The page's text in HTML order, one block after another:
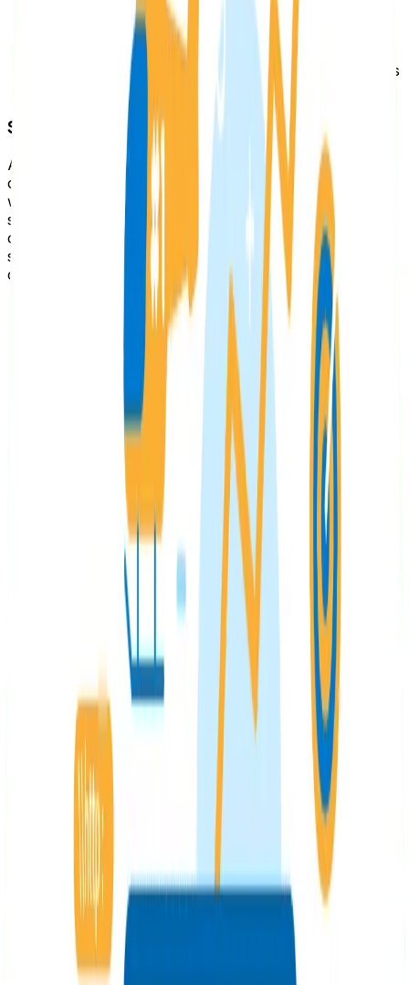
Hacer que sea atractivo para los usuarios y
responder a este en el contenido del sitio.
Evitar que el título supere los 60 caracteres y la
meta descripción los 140, además deben ser claros
Sintaxis de URL
Al hacer una búsqueda en Google, podrás ver que en
cada uno de los resultados aparece la URL de la página
web a la que lleva cada resultado, de ahí que también
sea un elemento sobre el que trabajar si quieres
conseguir mejorar tu posicionamiento. Para optimizar la
sintaxis de una URL sugerimos algunas estrategias
como:
Que sea descriptiva sobre lo que el usuario va a
Crea URL cortas y amigables.
Evitar las preposiciones o conjunciones como en,
el, la, y. Estas no aportan valor SEO y así reduces
el número de caracteres.
Incluye la palabra clave al inicio. Solo hace falta
que la incluyas una única vez.
Evita símbolos como tildes, ces cedilla, eñes, etc.
Evita los guiones bajos, en su lugar utiliza guiones
normales o medios.
Utiliza siempre letras minúsculas.
Encabezados o subtítulos
Estos también se denominan “etiquetas H” y también se
consideran como un factor de posicionamiento SEO
Los títulos y subtítulos dan estructura a la información
de manera clara y visual y otorgan orden al contenido.
Además de conseguir que la información se presente
más clara para el usuario, conseguimos indicarle a
Google la importancia que tiene cada título, lo que se
conoce como “
jerarquía de la información “.
Generalmente se profundiza hasta 4 niveles, es decir
desde el H1, que corresponde al título principal, hasta el
H4 que es un subtítulo, sin embargo puede haber hasta
6 niveles. A continuación, te damos algunos consejos
sobre cómo optimizar el uso de los encabezados.
Título principal o H1
Implementar solo uno por página usar un título conciso
y que resuma muy bien el contenido de la página
implementa la palabra clave principal en él.
Encabezados secundarios